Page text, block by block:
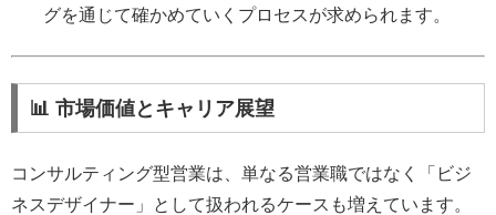
グを通じて確かめていくプロセスが求められます。
📊 市場価値とキャリア展望
コンサルティング型営業は、単なる営業職ではなく「ビジ
ネスデザイナー」として扱われるケースも増えています。